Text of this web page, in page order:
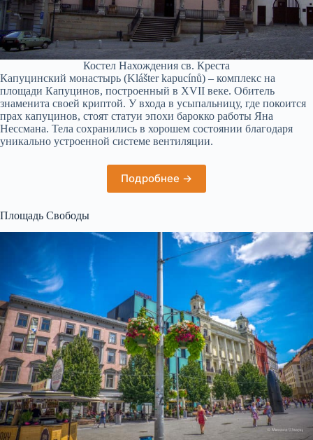
Костел Нахождения св. Креста
Капуцинский монастырь (Klášter kapucínů) – комплекс на
площади Капуцинов, построенный в XVII веке. Обитель
знаменита своей криптой. У входа в усыпальницу, где покоится
прах капуцинов, стоят статуи эпохи барокко работы Яна
Нессмана. Тела сохранились в хорошем состоянии благодаря
уникально устроенной системе вентиляции.
Подробнее →
Площадь Свободы